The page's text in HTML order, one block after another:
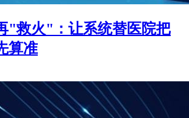
"救火"：让系统替医院把
算准